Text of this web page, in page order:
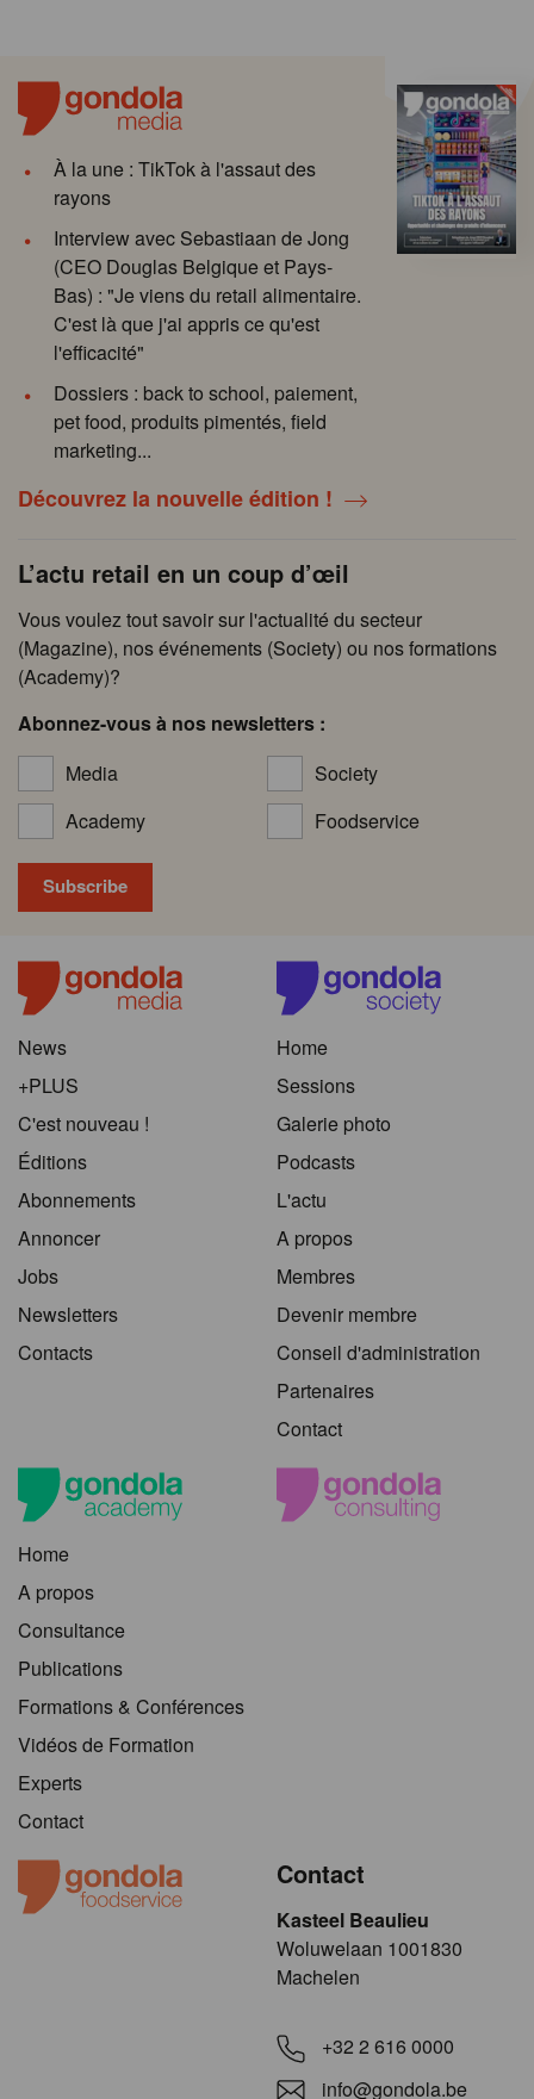
À la une : TikTok à l'assaut des
rayons
Interview avec Sebastiaan de Jong
(CEO Douglas Belgique et Pays-
Bas) : "Je viens du retail alimentaire.
C'est là que j'ai appris ce qu'est
l'efficacité"
Dossiers : back to school, paiement,
pet food, produits pimentés, field
marketing...
Découvrez la nouvelle édition !
L’actu retail en un coup d’œil
Vous voulez tout savoir sur l'actualité du secteur
(Magazine), nos événements (Society) ou nos formations
(Academy)?
Abonnez-vous à nos newsletters :
Media
Society
Academy
Foodservice
News
+PLUS
C'est nouveau !
Éditions
Abonnements
Annoncer
Jobs
Newsletters
Contacts
Home
Sessions
Galerie photo
Podcasts
L'actu
A propos
Membres
Devenir membre
Conseil d'administration
Partenaires
Contact
Home
A propos
Consultance
Publications
Formations & Conférences
Vidéos de Formation
Experts
Contact
Contact
Kasteel Beaulieu
​​​Woluwelaan 1001830
Machelen
+32 2 616 0000
info@gondola.be